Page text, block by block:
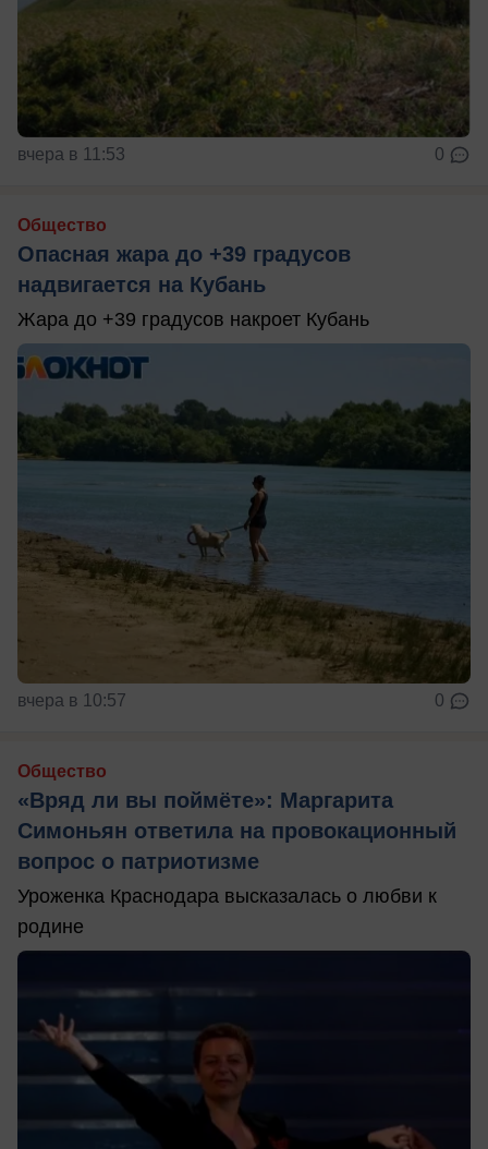
вчера в 11:53 0
Общество
Опасная жара до +39 градусов
надвигается на Кубань
Жара до +39 градусов накроет Кубань
вчера в 10:57 0
Общество
«Вряд ли вы поймёте»: Маргарита
Симоньян ответила на провокационный
вопрос о патриотизме
Уроженка Краснодара высказалась о любви к
родине